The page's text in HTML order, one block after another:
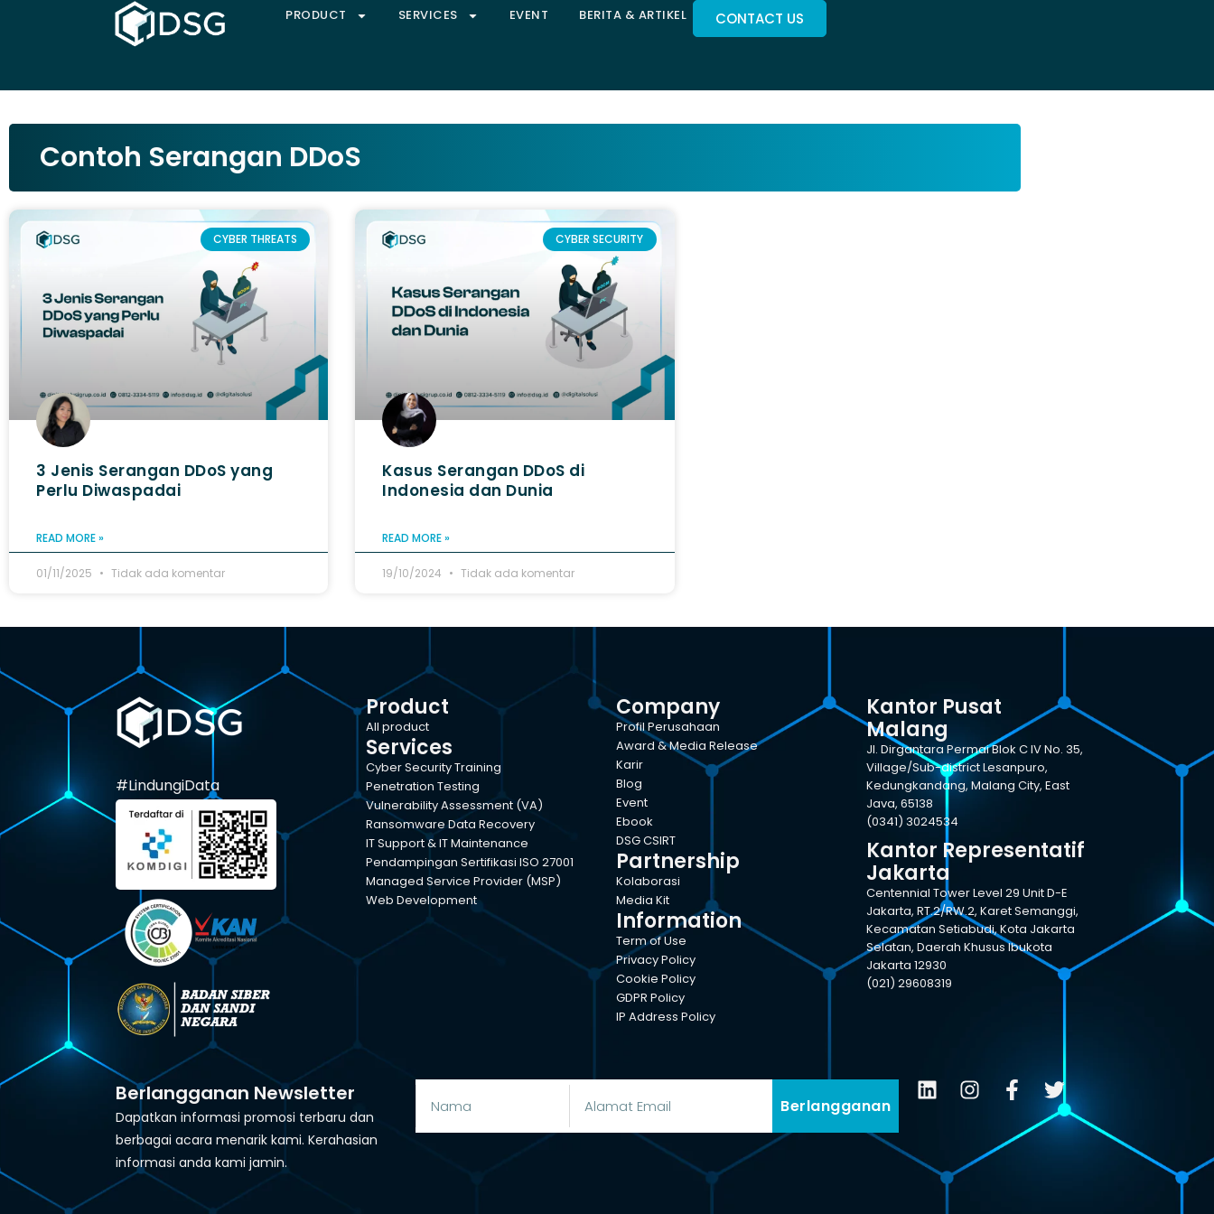
PRODUCT SERVICES EVENT BERITA & ARTIKEL CONTACT US
Contoh Serangan DDoS
CYBER THREATS
3 Jenis Serangan DDoS yang
Perlu Diwaspadai
READ MORE »
01/11/2025 Tidak ada komentar
CYBER SECURITY
Kasus Serangan DDoS di
Indonesia dan Dunia
READ MORE »
19/10/2024 Tidak ada komentar
#LindungiData
Product
All product
Services
Cyber Security Training
Penetration Testing
Vulnerability Assessment (VA)
Ransomware Data Recovery
IT Support & IT Maintenance
Pendampingan Sertifikasi ISO 27001
Managed Service Provider (MSP)
Web Development
Company
Profil Perusahaan
Award & Media Release
Karir
Blog
Event
Ebook
DSG CSIRT
Partnership
Kolaborasi
Media Kit
Information
Term of Use
Privacy Policy
Cookie Policy
GDPR Policy
IP Address Policy
Kantor Pusat
Malang
Jl. Dirgantara Permai Blok C IV No. 35,
Village/Sub-district Lesanpuro,
Kedungkandang, Malang City, East
Java, 65138
(0341) 3024534
Kantor Representatif
Jakarta
Centennial Tower Level 29 Unit D-E
Jakarta, RT.2/RW.2, Karet Semanggi,
Kecamatan Setiabudi, Kota Jakarta
Selatan, Daerah Khusus Ibukota
Jakarta 12930
(021) 29608319
Berlangganan Newsletter
Dapatkan informasi promosi terbaru dan
berbagai acara menarik kami. Kerahasian
informasi anda kami jamin.
Berlangganan